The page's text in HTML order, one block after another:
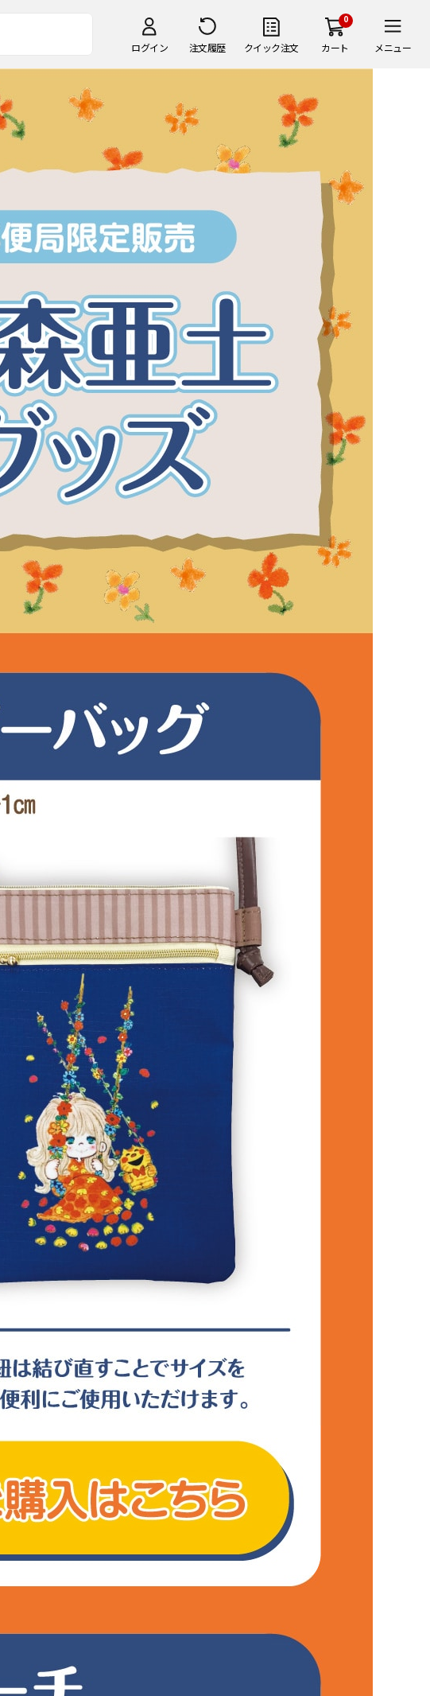
ログイン 注文履歴 クイック注文
0
カート メニュー